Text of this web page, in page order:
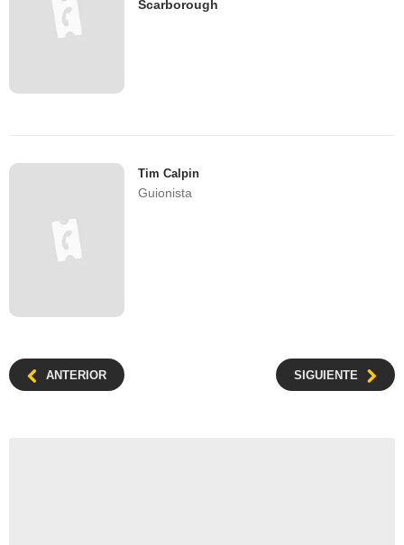
Scarborough
Tim Calpin
Guionista
ANTERIOR SIGUIENTE